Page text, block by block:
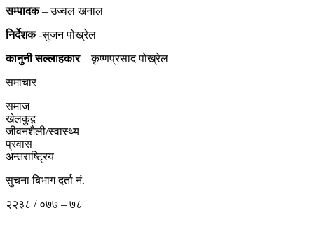
सम्पादक– उज्वल खनाल
निर्देशक-सुजन पोख्रेल
कानुनी सल्लाहकार– कृष्णप्रसाद पोख्रेल
समाचार
समाज
खेलकुद़़
जीवनशैली/स्वास्थ्य
प्रवास
अन्तराष्ट्रिय
सुचना बिभाग दर्ता नं.
२२३८ / ०७७ – ७८